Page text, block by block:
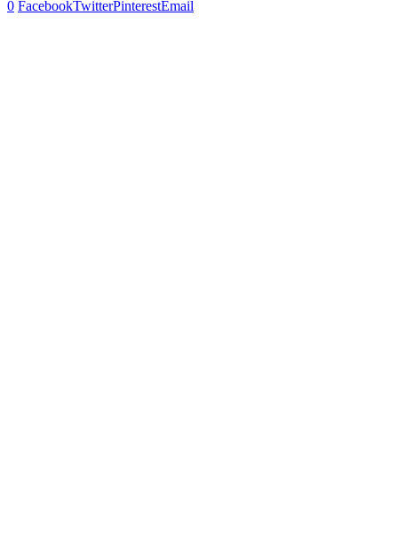
0 FacebookTwitterPinterestEmail